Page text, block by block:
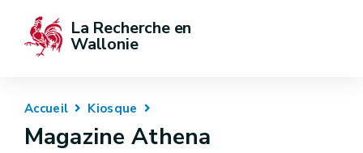
La Recherche en
Wallonie
Accueil Kiosque
Magazine Athena